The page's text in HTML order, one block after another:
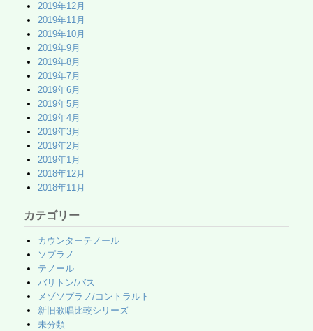
2019年12月
2019年11月
2019年10月
2019年9月
2019年8月
2019年7月
2019年6月
2019年5月
2019年4月
2019年3月
2019年2月
2019年1月
2018年12月
2018年11月
カテゴリー
カウンターテノール
ソプラノ
テノール
バリトン/バス
メゾソプラノ/コントラルト
新旧歌唱比較シリーズ
未分類